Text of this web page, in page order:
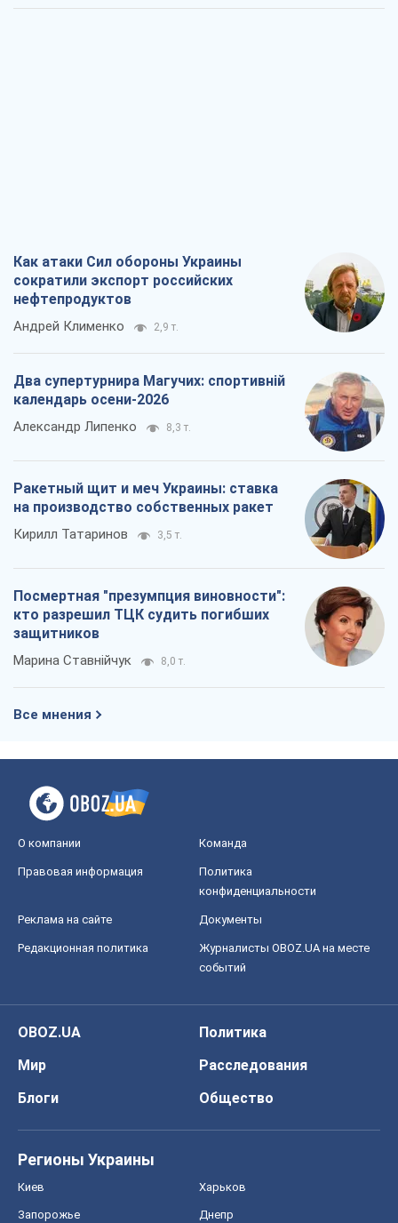
Как атаки Сил обороны Украины
сократили экспорт российских
нефтепродуктов
Андрей Клименко 2,9 т.
Два супертурнира Магучих: спортивній
календарь осени-2026
Александр Липенко 8,3 т.
Ракетный щит и меч Украины: ставка
на производство собственных ракет
Кирилл Татаринов 3,5 т.
Посмертная "презумпция виновности":
кто разрешил ТЦК судить погибших
защитников
Марина Ставнійчук 8,0 т.
Все мнения
О компании Команда
Правовая информация
Политика
конфиденциальности
Реклама на сайте Документы
Редакционная политика
Журналисты OBOZ.UA на месте
событий
OBOZ.UA
Политика
Мир
Расследования
Блоги
Общество
Регионы Украины
Киев Харьков
Запорожье Днепр